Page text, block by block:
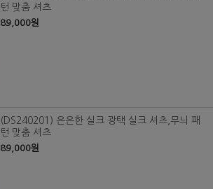
턴 맞춤 셔츠
89,000원
(DS240201) 은은한 실크 광택 실크 셔츠,무늬 패
턴 맞춤 셔츠
89,000원